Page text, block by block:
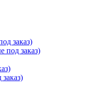
заказ)
под заказ)